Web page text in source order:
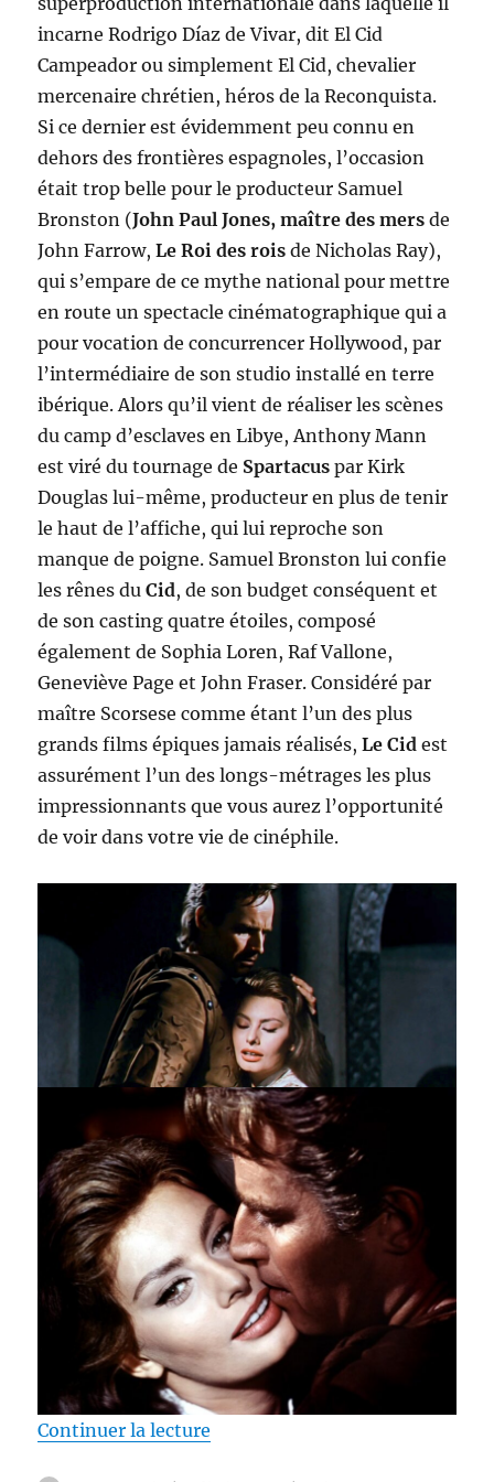
incarne Rodrigo Díaz de Vivar, dit El Cid
Campeador ou simplement El Cid, chevalier
mercenaire chrétien, héros de la Reconquista.
Si ce dernier est évidemment peu connu en
dehors des frontières espagnoles, l’occasion
était trop belle pour le producteur Samuel
Bronston (John Paul Jones, maître des mers de
John Farrow,Le Roi des rois de Nicholas Ray),
qui s’empare de ce mythe national pour mettre
en route un spectacle cinématographique qui a
pour vocation de concurrencer Hollywood, par
l’intermédiaire de son studio installé en terre
ibérique. Alors qu’il vient de réaliser les scènes
du camp d’esclaves en Libye, Anthony Mann
est viré du tournage de Spartacus par Kirk
Douglas lui-même, producteur en plus de tenir
le haut de l’affiche, qui lui reproche son
manque de poigne. Samuel Bronston lui confie
les rênes duCid, de son budget conséquent et
de son casting quatre étoiles, composé
également de Sophia Loren, Raf Vallone,
Geneviève Page et John Fraser. Considéré par
maître Scorsese comme étant l’un des plus
grands films épiques jamais réalisés,Le Cidest
assurément l’un des longs-métrages les plus
impressionnants que vous aurez l’opportunité
de voir dans votre vie de cinéphile.
Continuer la lecture